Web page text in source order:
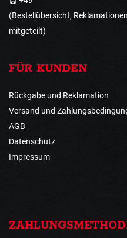
(Bestellübersicht,
mitgeteilt)
FÜR KUNDEN
Rückgabe und Reklamation
Versand und
AGB
Datenschutz
Impressum